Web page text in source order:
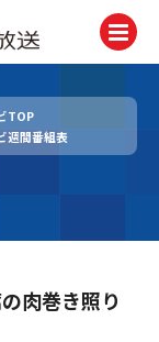
TOP
週間番組表
肉巻き照り